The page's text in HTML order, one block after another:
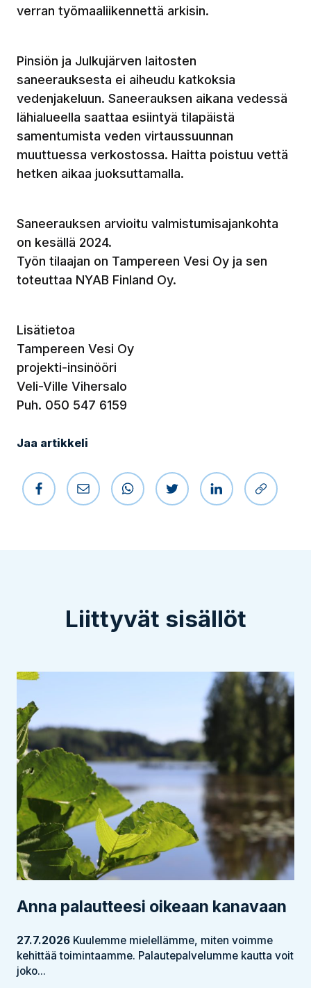
verran työmaaliikennettä arkisin.
Pinsiön ja Julkujärven laitosten
saneerauksesta ei aiheudu katkoksia
vedenjakeluun. Saneerauksen aikana vedessä
lähialueella saattaa esiintyä tilapäistä
samentumista veden virtaussuunnan
muuttuessa verkostossa. Haitta poistuu vettä
hetken aikaa juoksuttamalla.
Saneerauksen arvioitu valmistumisajankohta
on kesällä 2024.
Työn tilaajan on Tampereen Vesi Oy ja sen
toteuttaa NYAB Finland Oy.
Lisätietoa
Tampereen Vesi Oy
projekti-insinööri
Veli-Ville Vihersalo
Puh. 050 547 6159
Jaa artikkeli
Jaa Facebookissa
Jaa sähköpostilla
Jaa WhatsAppissa
Jaa Twitterissä
Jaa Kopioi
Liittyvät sisällöt
Anna palautteesi oikeaan kanavaan
27.7.2026 Kuulemme mielellämme, miten voimme
kehittää toimintaamme. Palautepalvelumme kautta voit
joko...